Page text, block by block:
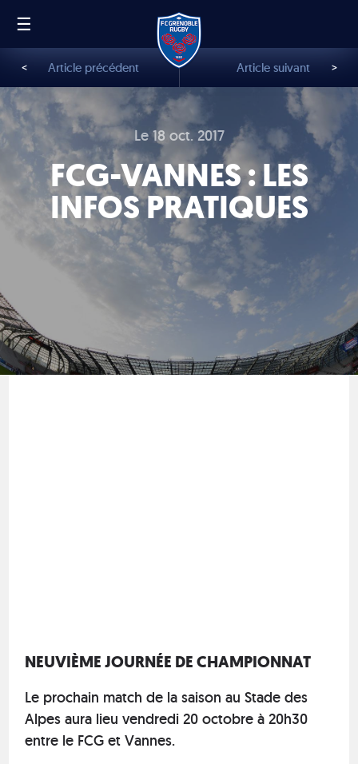
☰
Le 18 oct. 2017
FCG-VANNES : LES
INFOS PRATIQUES
< Article précédent Article suivant >
NEUVIÈME JOURNÉE DE CHAMPIONNAT
Le prochain match de la saison au Stade des
Alpes aura lieu vendredi 20 octobre à 20h30
entre le FCG et Vannes.